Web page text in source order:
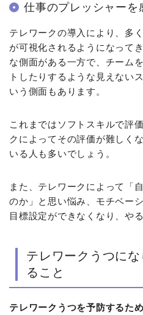
仕事のプレッシャーを
テレワークの導入により、多
が可視化されるようになって
な側面がある一方で、チーム
トしたりするような見えない
いう側面もあります。
これまではソフトスキルで評
クによってその評価が難しく
いる人も多いでしょう。
また、テレワークによって「
のか」と思い悩み、モチベー
目標設定ができなくなり、や
テレワークうつに
ること
テレワークうつを予防するた